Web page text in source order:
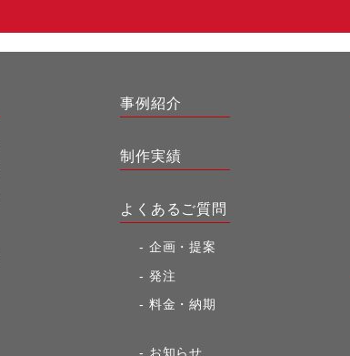
事例紹介
制作実績
よくあるご質問
企画・提案
発注
料金・納期
お知らせ